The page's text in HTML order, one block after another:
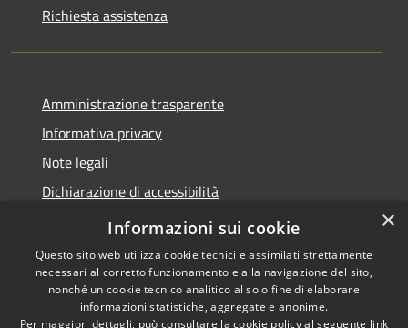
Richiesta assistenza
Amministrazione trasparente
Informativa privacy
Note legali
Dichiarazione di accessibilità
Dichiarazione di accessibilità App Municipium
Copyright © 2026 • Comune di
×
Informazioni sui cookie
Questo sito web utilizza cookie tecnici e assimilati strettamente
necessari al corretto funzionamento e alla navigazione del sito,
nonché un cookie tecnico analitico al solo fine di elaborare
informazioni statistiche, aggregate e anonime.
Per maggiori dettagli, può consultare la cookie policy al seguente link